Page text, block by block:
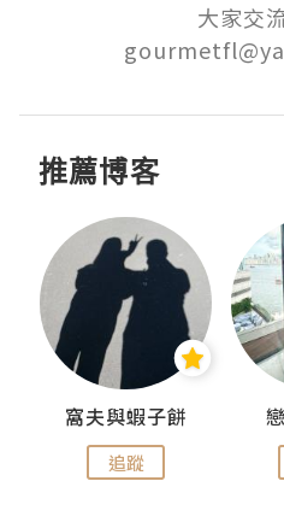
大家交
推薦博客
窩夫與蝦子餅
追蹤